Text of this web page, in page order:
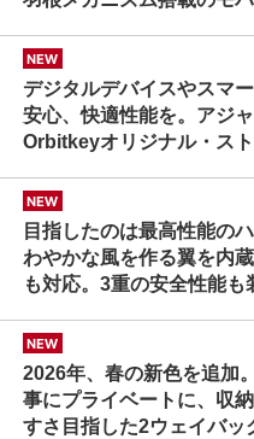
デジタルデバイスやスマ
安心、快適性能を。アジ
Orbitkeyオリジナル・スト
目指したのは最高性能の
わやかな風を作る翼を内
も対応。3重の安全性能も
2026年、春の新色を追加
事にプライベートに、収
すさ目指した2ウェイバッ